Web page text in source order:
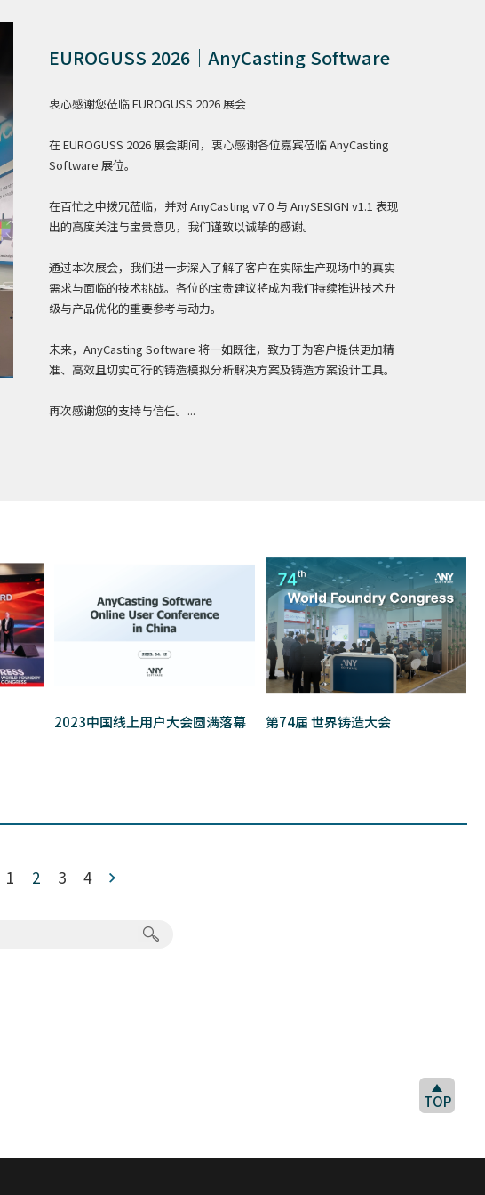
EUROGUSS 2026｜AnyCasting Software
衷心感谢您莅临 EUROGUSS 2026 展会
在 EUROGUSS 2026 展会期间，衷心感谢各位嘉宾莅临 AnyCasting
Software 展位。
在百忙之中拨冗莅临，并对 AnyCasting v7.0 与 AnySESIGN v1.1 表现
出的高度关注与宝贵意见，我们谨致以诚挚的感谢。
通过本次展会，我们进一步深入了解了客户在实际生产现场中的真实
需求与面临的技术挑战。各位的宝贵建议将成为我们持续推进技术升
级与产品优化的重要参考与动力。
未来，AnyCasting Software 将一如既往，致力于为客户提供更加精
准、高效且切实可行的铸造模拟分析解决方案及铸造方案设计工具。
再次感谢您的支持与信任。...
2023中国线上用户大会圆满落幕 第74届 世界铸造大会
1 2 3 4
TOP